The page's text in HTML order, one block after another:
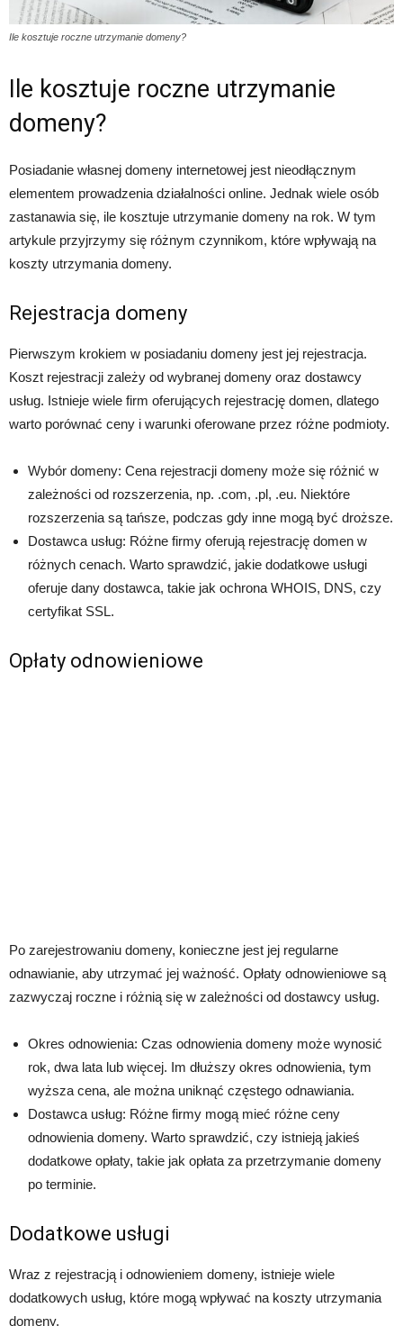
Ile kosztuje roczne utrzymanie domeny?
Ile kosztuje roczne utrzymanie
domeny?
Posiadanie własnej domeny internetowej jest nieodłącznym
elementem prowadzenia działalności online. Jednak wiele osób
zastanawia się, ile kosztuje utrzymanie domeny na rok. W tym
artykule przyjrzymy się różnym czynnikom, które wpływają na
koszty utrzymania domeny.
Rejestracja domeny
Pierwszym krokiem w posiadaniu domeny jest jej rejestracja.
Koszt rejestracji zależy od wybranej domeny oraz dostawcy
usług. Istnieje wiele firm oferujących rejestrację domen, dlatego
warto porównać ceny i warunki oferowane przez różne podmioty.
Wybór domeny: Cena rejestracji domeny może się różnić w
zależności od rozszerzenia, np. .com, .pl, .eu. Niektóre
rozszerzenia są tańsze, podczas gdy inne mogą być droższe.
Dostawca usług: Różne firmy oferują rejestrację domen w
różnych cenach. Warto sprawdzić, jakie dodatkowe usługi
oferuje dany dostawca, takie jak ochrona WHOIS, DNS, czy
certyfikat SSL.
Opłaty odnowieniowe
Po zarejestrowaniu domeny, konieczne jest jej regularne
odnawianie, aby utrzymać jej ważność. Opłaty odnowieniowe są
zazwyczaj roczne i różnią się w zależności od dostawcy usług.
Okres odnowienia: Czas odnowienia domeny może wynosić
rok, dwa lata lub więcej. Im dłuższy okres odnowienia, tym
wyższa cena, ale można uniknąć częstego odnawiania.
Dostawca usług: Różne firmy mogą mieć różne ceny
odnowienia domeny. Warto sprawdzić, czy istnieją jakieś
dodatkowe opłaty, takie jak opłata za przetrzymanie domeny
po terminie.
Dodatkowe usługi
Wraz z rejestracją i odnowieniem domeny, istnieje wiele
dodatkowych usług, które mogą wpływać na koszty utrzymania
domeny.